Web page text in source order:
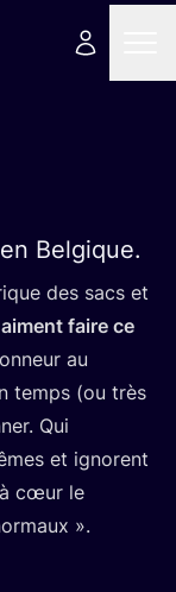
Belgique.
des sacs et
faire ce
au
temps (ou très
Qui
et ignorent
à cœur le
».